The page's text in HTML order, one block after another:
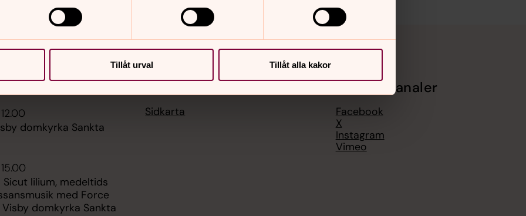
Tillåt urval Tillåt alla kakor
domkyrka Sankta
lilium, medeltids
med Force
domkyrka Sankta
Sidkarta
Sociala kanaler
Facebook
X
Instagram
Vimeo